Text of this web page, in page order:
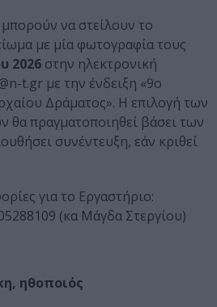
να στείλουν το
με μία φωτογραφία τους
2026 στην ηλεκτρονική
t.gr με την ένδειξη «9ο
Δράματος». Η επιλογή των
πραγματοποιηθεί βάσει των
συνέντευξη, εάν κριθεί
για το Εργαστήριο:
(κα Μάγδα Στεργίου)
ηθοποιός